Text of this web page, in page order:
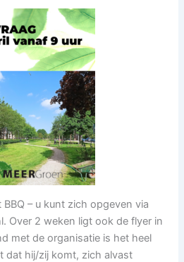
– u kunt zich opgeven via
. Over 2 weken ligt ook de flyer in
met de organisatie is het heel
dat hij/zij komt, zich alvast